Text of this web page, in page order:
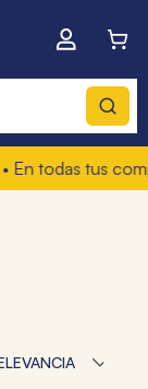
todas tus compras